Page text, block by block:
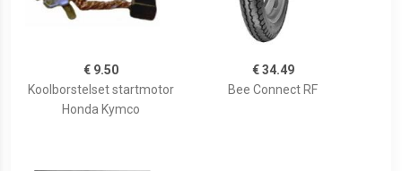
€ 9.50
Koolborstelset startmotor
Honda Kymco
€ 34.49
Bee Connect RF